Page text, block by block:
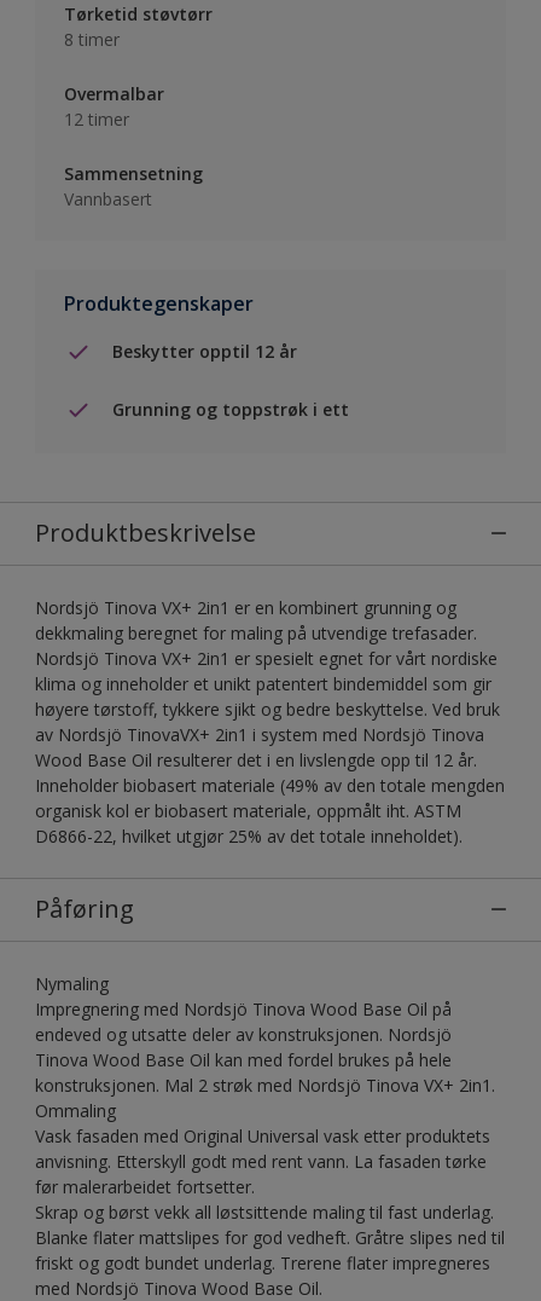
Tørketid støvtørr
8 timer
Overmalbar
12 timer
Sammensetning
Vannbasert
Produktegenskaper
Beskytter opptil 12 år
Grunning og toppstrøk i ett
Produktbeskrivelse
Nordsjö Tinova VX+ 2in1 er en kombinert grunning og
dekkmaling beregnet for maling på utvendige trefasader.
Nordsjö Tinova VX+ 2in1 er spesielt egnet for vårt nordiske
klima og inneholder et unikt patentert bindemiddel som gir
høyere tørstoff, tykkere sjikt og bedre beskyttelse. Ved bruk
av Nordsjö TinovaVX+ 2in1 i system med Nordsjö Tinova
Wood Base Oil resulterer det i en livslengde opp til 12 år.
Inneholder biobasert materiale (49% av den totale mengden
organisk kol er biobasert materiale, oppmålt iht. ASTM
D6866-22, hvilket utgjør 25% av det totale inneholdet).
Påføring
Nymaling
Impregnering med Nordsjö Tinova Wood Base Oil på
endeved og utsatte deler av konstruksjonen. Nordsjö
Tinova Wood Base Oil kan med fordel brukes på hele
konstruksjonen. Mal 2 strøk med Nordsjö Tinova VX+ 2in1.
Ommaling
Vask fasaden med Original Universal vask etter produktets
anvisning. Etterskyll godt med rent vann. La fasaden tørke
før malerarbeidet fortsetter.
Skrap og børst vekk all løstsittende maling til fast underlag.
Blanke flater mattslipes for god vedheft. Gråtre slipes ned til
friskt og godt bundet underlag. Trerene flater impregneres
med Nordsjö Tinova Wood Base Oil.